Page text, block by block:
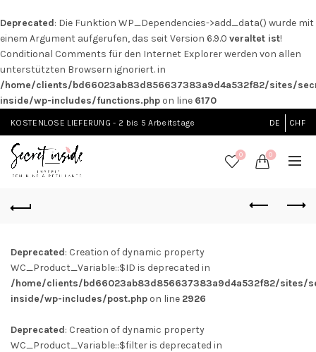
Deprecated: Die Funktion WP_Dependencies->add_data() wurde mit
einem Argument aufgerufen, das seit Version 6.9.0 veraltet ist!
Conditional Comments für den Internet Explorer werden von allen
unterstützten Browsern ignoriert. in
/home/clients/bd66023ab83d856637383a9d4a532f82/sites/
inside/wp-includes/functions.php on line 6170
KOSTENLOSE LIEFERUNG - 2 bis 5 Arbeitstage DE CHF
0 0
Deprecated: Creation of dynamic property
WC_Product_Variable::$ID is deprecated in
/home/clients/bd66023ab83d856637383a9d4a532f82/sites/
inside/wp-includes/post.php on line 2926
Deprecated: Creation of dynamic property
WC_Product_Variable::$filter is deprecated in